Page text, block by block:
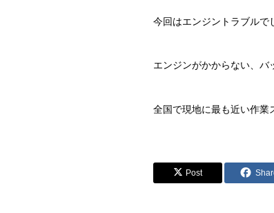
今回はエンジントラブルで
エンジンがかからない、バ
全国で現地に最も近い作業
Post